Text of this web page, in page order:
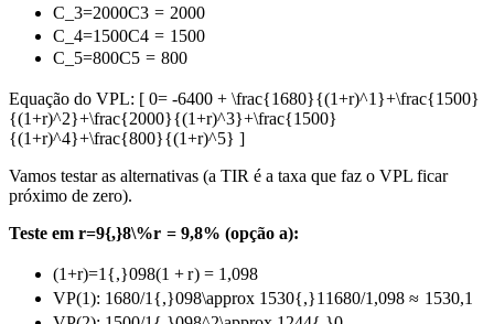
C_3=2000C3 = 2000
C_4=1500C4 = 1500
C_5=800C5 = 800
Equação do VPL: [ 0= -6400 + \frac{1680}{(1+r)^1}+\frac{1500}
{(1+r)^2}+\frac{2000}{(1+r)^3}+\frac{1500}
{(1+r)^4}+\frac{800}{(1+r)^5} ]
Vamos testar as alternativas (a TIR é a taxa que faz o VPL ficar
próximo de zero).
Teste em r=9{,}8\%r = 9,8% (opção a):
(1+r)=1{,}098(1 + r) = 1 ,098
VP(1): 1680/1{,}098\approx 1530{,}1 1680/1 ,098 ≈ 1530,1